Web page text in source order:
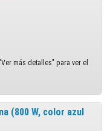
más detalles" para ver el
(800 W, color azul